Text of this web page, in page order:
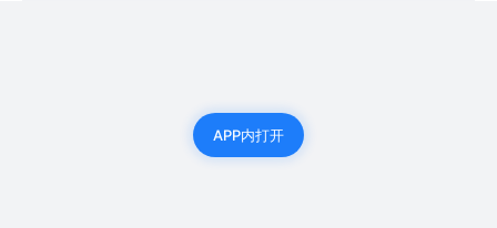
APP内打开